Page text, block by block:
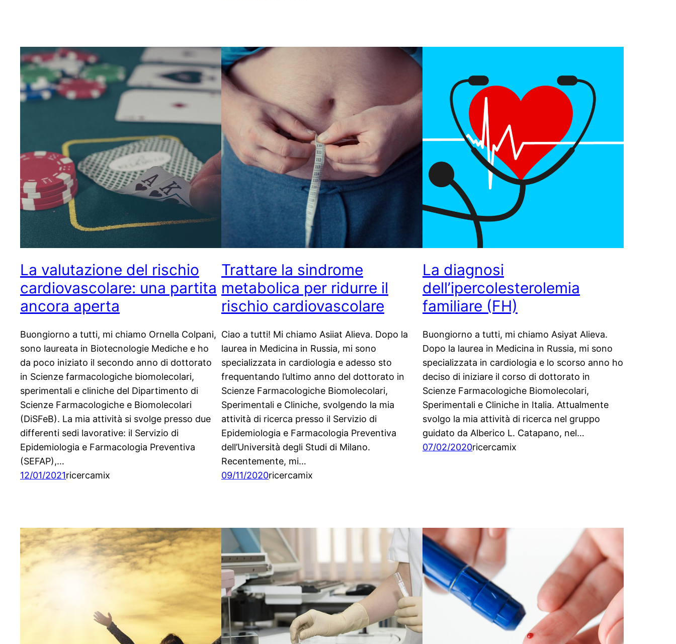
La valutazione del rischio
cardiovascolare: una partita
ancora aperta
Buongiorno a tutti, mi chiamo Ornella Colpani,
sono laureata in Biotecnologie Mediche e ho
da poco iniziato il secondo anno di dottorato
in Scienze farmacologiche biomolecolari,
sperimentali e cliniche del Dipartimento di
Scienze Farmacologiche e Biomolecolari
(DiSFeB). La mia attività si svolge presso due
differenti sedi lavorative: il Servizio di
Epidemiologia e Farmacologia Preventiva
(SEFAP),…
12/01/2021ricercamix
Trattare la sindrome
metabolica per ridurre il
rischio cardiovascolare
Ciao a tutti! Mi chiamo Asiiat Alieva. Dopo la
laurea in Medicina in Russia, mi sono
specializzata in cardiologia e adesso sto
frequentando l’ultimo anno del dottorato in
Scienze Farmacologiche Biomolecolari,
Sperimentali e Cliniche, svolgendo la mia
attività di ricerca presso il Servizio di
Epidemiologia e Farmacologia Preventiva
dell’Università degli Studi di Milano.
Recentemente, mi…
09/11/2020ricercamix
La diagnosi
dell’ipercolesterolemia
familiare (FH)
Buongiorno a tutti, mi chiamo Asiyat Alieva.
Dopo la laurea in Medicina in Russia, mi sono
specializzata in cardiologia e lo scorso anno ho
deciso di iniziare il corso di dottorato in
Scienze Farmacologiche Biomolecolari,
Sperimentali e Cliniche in Italia. Attualmente
svolgo la mia attività di ricerca nel gruppo
guidato da Alberico L. Catapano, nel…
07/02/2020ricercamix